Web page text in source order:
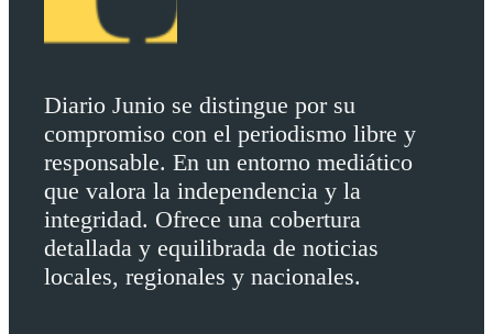
Diario Junio se distingue por su
compromiso con el periodismo libre y
responsable. En un entorno mediático
que valora la independencia y la
integridad. Ofrece una cobertura
detallada y equilibrada de noticias
locales, regionales y nacionales.